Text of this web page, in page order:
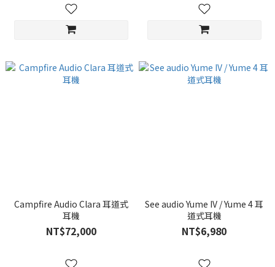
Campfire Audio Clara 耳道式
耳機
NT$72,000
See audio Yume IV / Yume 4 耳
道式耳機
NT$6,980